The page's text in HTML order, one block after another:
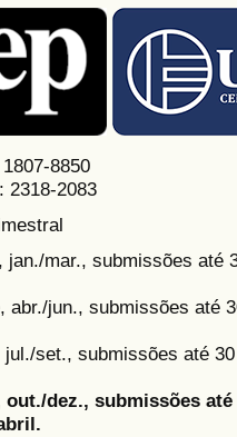
8850
2318-2083
jan./mar., submissões até
abr./jun., submissões até
set., submissões até
dez., submissões